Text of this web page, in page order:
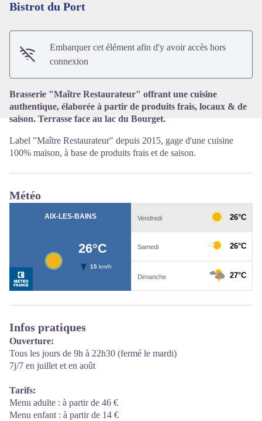
Bistrot du Port
Embarquer cet élément afin d'y avoir accès hors
connexion
Brasserie "Maître Restaurateur" offrant une cuisine
authentique, élaborée à partir de produits frais, locaux & de
saison. Terrasse face au lac du Bourget.
Label "Maître Restaurateur" depuis 2015, gage d'une cuisine
100% maison, à base de produits frais et de saison.
Météo
Infos pratiques
Ouverture:
Tous les jours de 9h à 22h30 (fermé le mardi)
7j/7 en juillet et en août
Tarifs:
Menu adulte : à partir de 46 €
Menu enfant : à partir de 14 €